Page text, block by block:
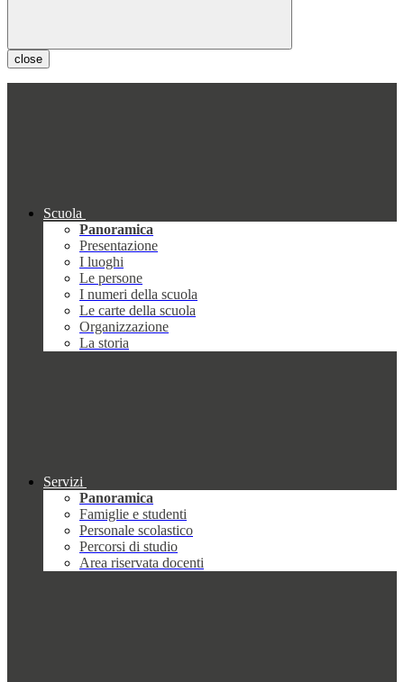
close
Scuola
Panoramica
Presentazione
I luoghi
Le persone
I numeri della scuola
Le carte della scuola
Organizzazione
La storia
Servizi
Panoramica
Famiglie e studenti
Personale scolastico
Percorsi di studio
Area riservata docenti